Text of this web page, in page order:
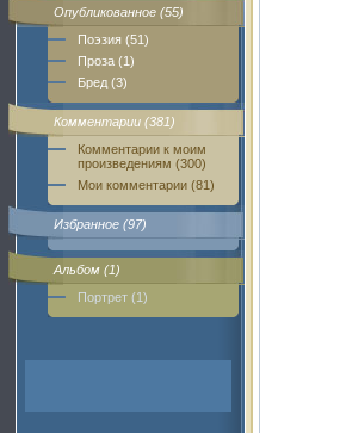
Опубликованное (55)
Поэзия (51)
Проза (1)
Бред (3)
Комментарии (381)
Комментарии к моим
произведениям (300)
Мои комментарии (81)
Избранное (97)
Альбом (1)
Портрет (1)